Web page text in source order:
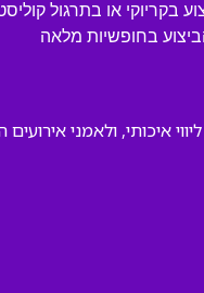
בקריוקי או בתרגול
בחופשיות מלאה
איכותי, ולאמני